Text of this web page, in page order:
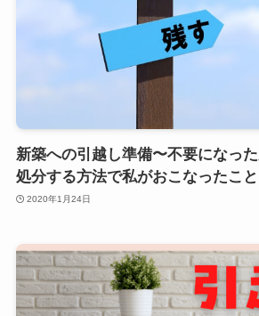
新築への引越し準備〜不要になっ
処分する方法で私がおこなったこと
2020年1月24日